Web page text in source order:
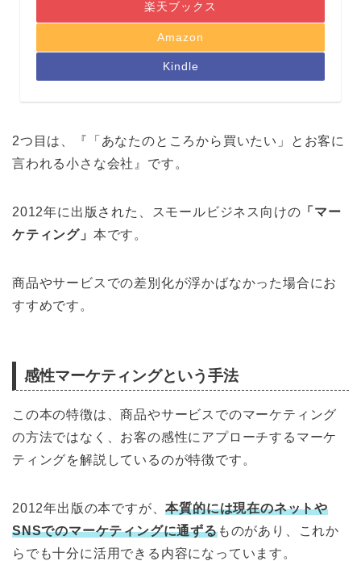
楽天ブックス
Amazon
Kindle
2つ目は、『「あなたのところから買いたい」とお客に
言われる小さな会社』です。
2012年に出版された、スモールビジネス向けの 「マー
ケティング」 本です。
商品やサービスでの差別化が浮かばなかった場合にお
すすめです。
感性マーケティングという手法
この本の特徴は、商品やサービスでのマーケティング
の方法ではなく、お客の感性にアプローチするマーケ
ティングを解説しているのが特徴です。
2012年出版の本ですが、本質的には現在のネットや
SNSでのマーケティングに通ずるものがあり、これか
らでも十分に活用できる内容になっています。